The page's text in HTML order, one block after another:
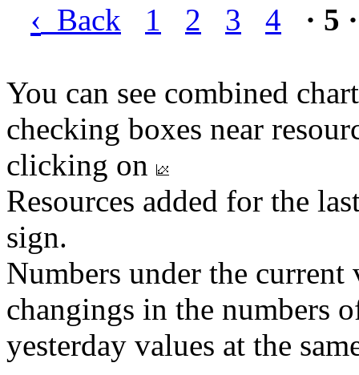
‹ Back 1 2 3 4 · 5 ·
You can see combined
checking boxes near
clicking on
Resources added for the
sign.
Numbers under the
changings in the numbers
yesterday values at the